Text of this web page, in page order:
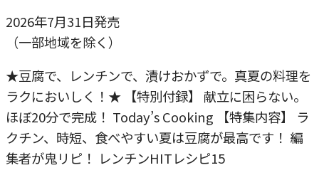
2026年7月31日発売
（一部地域を除く）
★豆腐で、レンチンで、漬けおかずで。真夏の料理を
ラクにおいしく！★ 【特別付録】 献立に困らない。
ほぼ20分で完成！ Today’s Cooking 【特集内容】 ラ
クチン、時短、食べやすい夏は豆腐が最高です！ 編
集者が鬼リピ！ レンチンHITレシピ15